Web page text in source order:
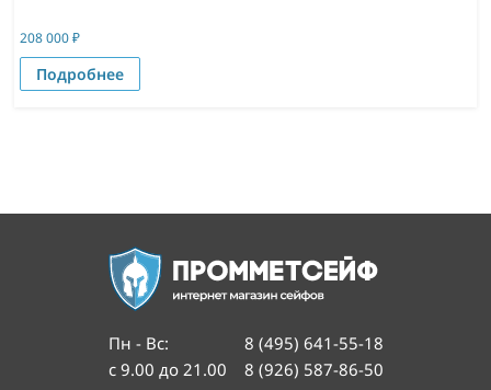
208 000₽
Подробнее
Пн - Вс:
с 9.00 до 21.00
8 (495) 641-55-18
8 (926) 587-86-50